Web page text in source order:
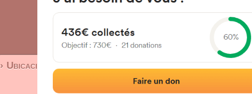
#1630
Localización|Fotos|Comentarios y reseñas
› Ubicación del frontón